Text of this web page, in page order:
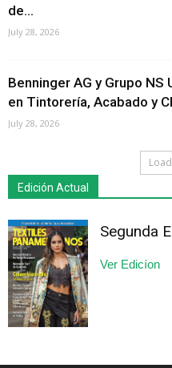
de...
July 28, 2026
Benninger AG y Grupo NS
en Tintorería, Acabado y
July 28, 2026
Edición Actual
Segunda
Ver Edicíon